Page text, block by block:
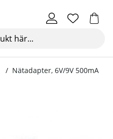
Nätadapter, 6V/9V 500mA